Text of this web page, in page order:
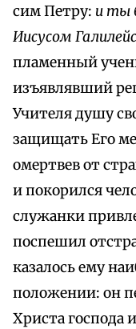
сим Петру: и ты
Иисусом
пламенный
изъявлявший
Учителя душу
защищать Его
омертвев от
и покорился
служанки
поспешил
казалось ему
положении: он
Христа господа